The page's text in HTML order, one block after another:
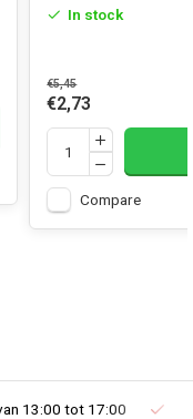
In stock
€5,45
€2,73
Compare
13:00 tot 17:00